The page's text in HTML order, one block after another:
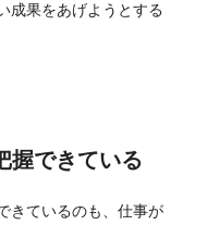
成果をあげようとする
握できている
きているのも、仕事が